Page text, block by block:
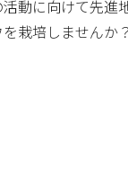
活動に向けて先
栽培しませんか